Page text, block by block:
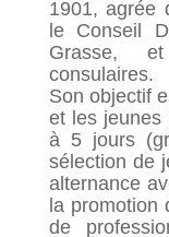
1901, agrée
le Conseil
Grasse,
consulaires.
Son objectif
et les jeunes
à 5 jours
sélection de
alternance
la promotion
de